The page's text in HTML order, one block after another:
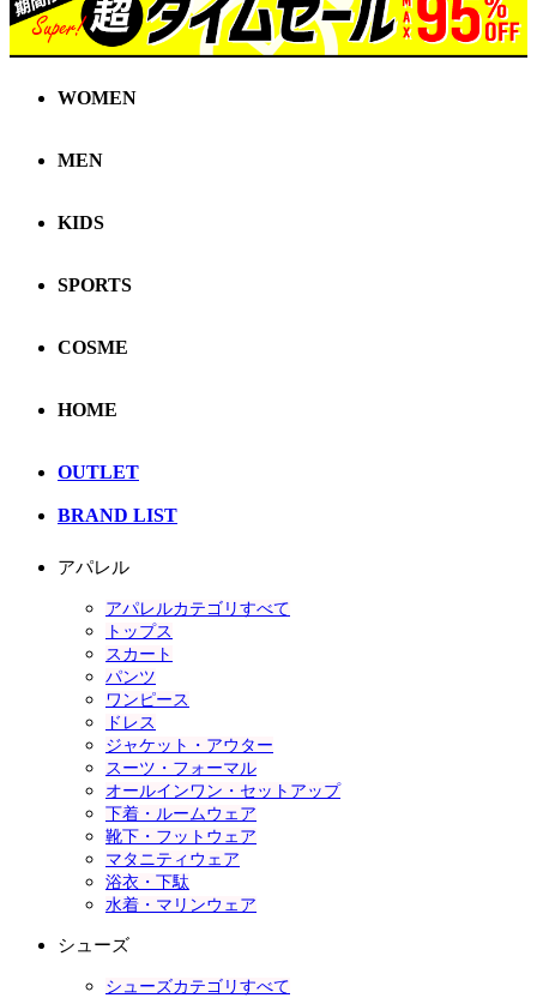
WOMEN
MEN
KIDS
SPORTS
COSME
HOME
OUTLET
BRAND LIST
アパレル
アパレルカテゴリすべて
トップス
スカート
パンツ
ワンピース
ドレス
ジャケット・アウター
スーツ・フォーマル
オールインワン・セットアップ
下着・ルームウェア
靴下・フットウェア
マタニティウェア
浴衣・下駄
水着・マリンウェア
シューズ
シューズカテゴリすべて